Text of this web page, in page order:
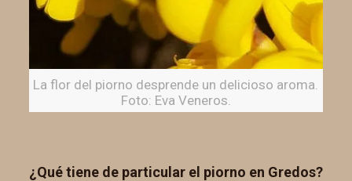
La flor del piorno desprende un delicioso aroma.
Foto: Eva Veneros.
¿Qué tiene de particular el piorno en Gredos?